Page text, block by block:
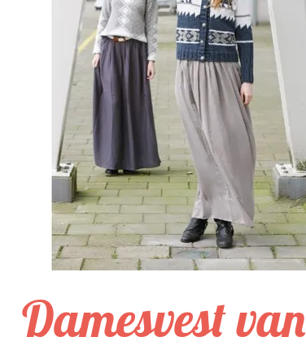
Damesvest